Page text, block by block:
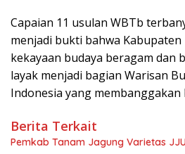
Capaian 11 usulan WBTb
menjadi bukti bahwa
kekayaan budaya beragam dan
layak menjadi bagian Warisan
Indonesia yang membanggakan
Berita Terkait
Pemkab Tanam Jagung Varietas